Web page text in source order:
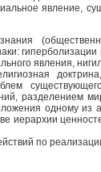
явление,
явления,
разделением
одному из
иерархии
по